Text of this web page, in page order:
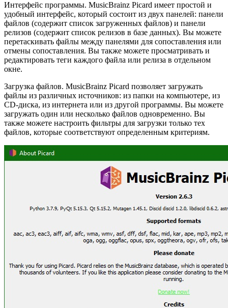
Интерфейс программы. MusicBrainz Picard имеет простой и
удобный интерфейс, который состоит из двух панелей: панели
файлов (содержит список загруженных файлов) и панели
релизов (содержит список релизов в базе данных). Вы можете
перетаскивать файлы между панелями для сопоставления или
отмены сопоставления. Вы также можете просматривать и
редактировать теги каждого файла или релиза в отдельном
окне.
Загрузка файлов. MusicBrainz Picard позволяет загружать
файлы из различных источников: из папки на компьютере, из
CD-диска, из интернета или из другой программы. Вы можете
загружать один или несколько файлов одновременно. Вы
также можете настроить фильтры для загрузки только тех
файлов, которые соответствуют определенным критериям.